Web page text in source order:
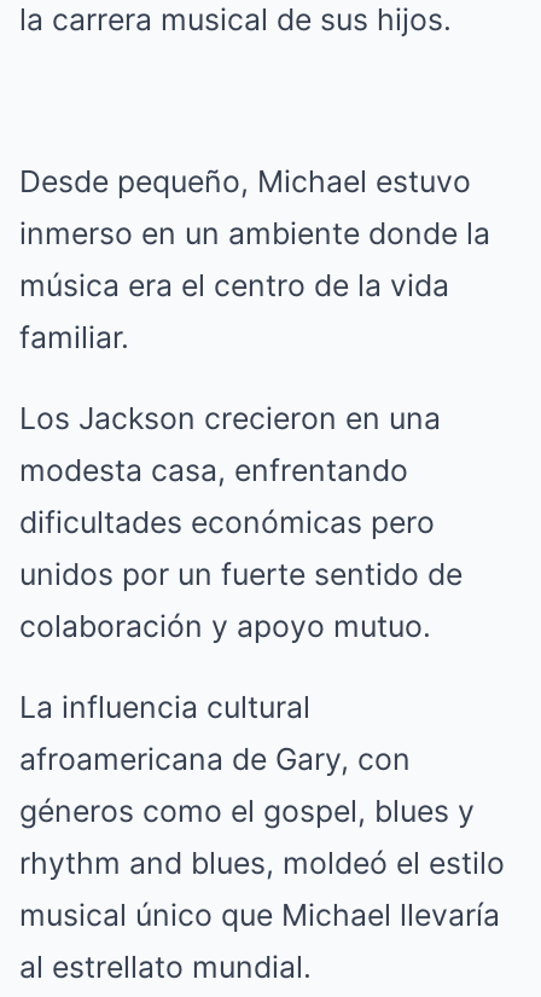
la carrera musical de sus hijos.
Desde pequeño, Michael estuvo
inmerso en un ambiente donde la
música era el centro de la vida
familiar.
Los Jackson crecieron en una
modesta casa, enfrentando
dificultades económicas pero
unidos por un fuerte sentido de
colaboración y apoyo mutuo.
La influencia cultural
afroamericana de Gary, con
géneros como el gospel, blues y
rhythm and blues, moldeó el estilo
musical único que Michael llevaría
al estrellato mundial.